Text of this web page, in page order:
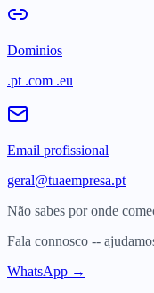
Dominios
.pt .com .eu
Email profissional
geral@tuaempresa.pt
Não sabes por onde
Fala connosco --
WhatsApp →